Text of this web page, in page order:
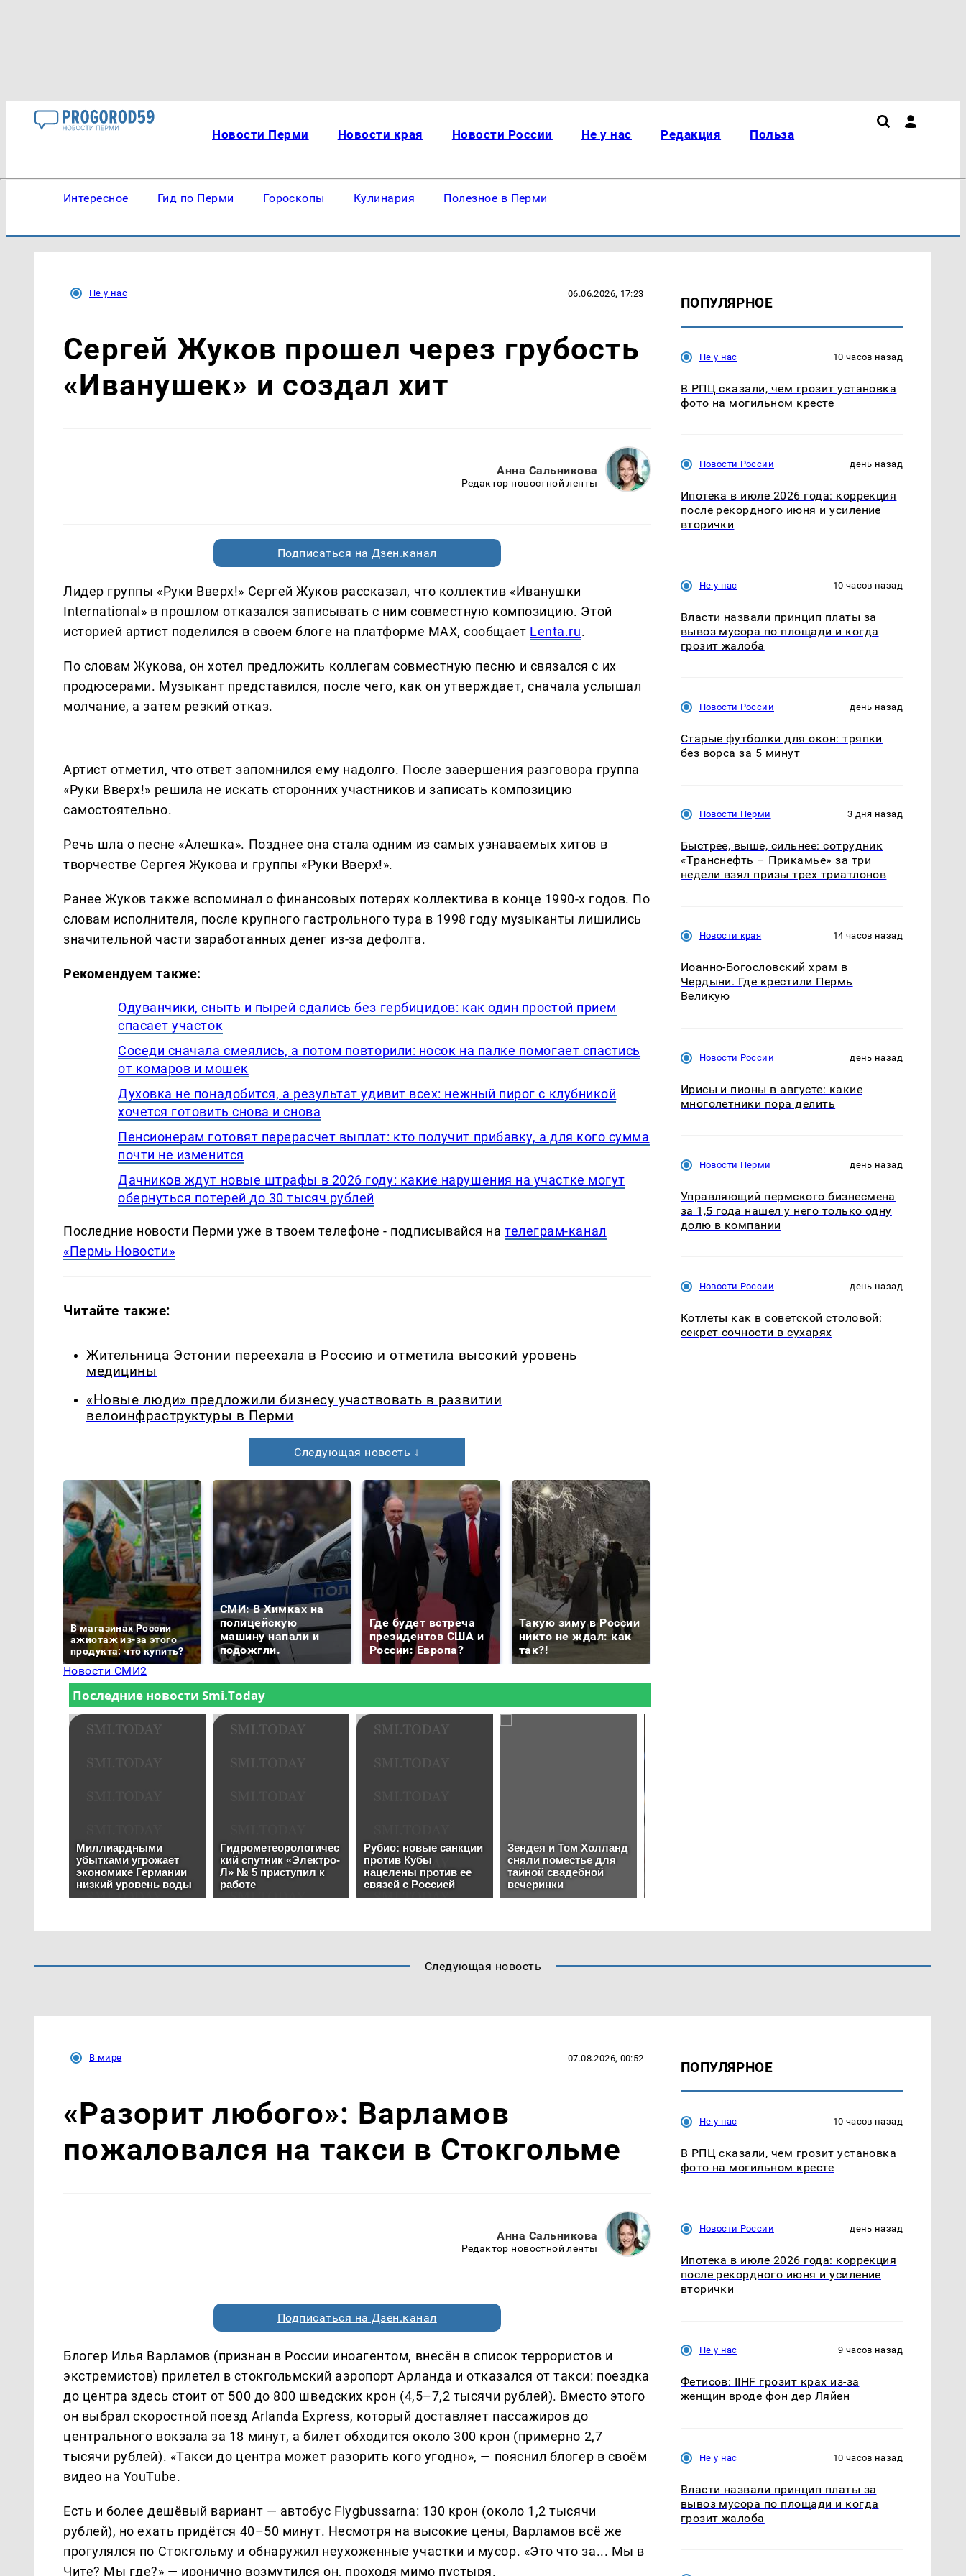
Новости Перми Новости края Новости России Не у нас Редакция Польза
Интересное Гид по Перми Гороскопы Кулинария Полезное в Перми
Не у нас 06.06.2026, 17:23
Сергей Жуков прошел через грубость
«Иванушек» и создал хит
Анна Сальникова
Редактор новостной ленты
Подписаться на Дзен.канал
Лидер группы «Руки Вверх!» Сергей Жуков рассказал, что коллектив «Иванушки
International» в прошлом отказался записывать с ним совместную композицию. Этой
историей артист поделился в своем блоге на платформе MAX, сообщает Lenta.ru.
По словам Жукова, он хотел предложить коллегам совместную песню и связался с их
продюсерами. Музыкант представился, после чего, как он утверждает, сначала услышал
молчание, а затем резкий отказ.
Артист отметил, что ответ запомнился ему надолго. После завершения разговора группа
«Руки Вверх!» решила не искать сторонних участников и записать композицию
самостоятельно.
Речь шла о песне «Алешка». Позднее она стала одним из самых узнаваемых хитов в
творчестве Сергея Жукова и группы «Руки Вверх!».
Ранее Жуков также вспоминал о финансовых потерях коллектива в конце 1990-х годов. По
словам исполнителя, после крупного гастрольного тура в 1998 году музыканты лишились
значительной части заработанных денег из-за дефолта.
Рекомендуем также:
Одуванчики, сныть и пырей сдались без гербицидов: как один простой прием
спасает участок
Соседи сначала смеялись, а потом повторили: носок на палке помогает спастись
от комаров и мошек
Духовка не понадобится, а результат удивит всех: нежный пирог с клубникой
хочется готовить снова и снова
Пенсионерам готовят перерасчет выплат: кто получит прибавку, а для кого сумма
почти не изменится
Дачников ждут новые штрафы в 2026 году: какие нарушения на участке могут
обернуться потерей до 30 тысяч рублей
Последние новости Перми уже в твоем телефоне - подписывайся нателеграм-канал
«Пермь Новости»
Читайте также:
Жительница Эстонии переехала в Россию и отметила высокий уровень
медицины
«Новые люди» предложили бизнесу участвовать в развитии
велоинфраструктуры в Перми
Следующая новость ↓
В магазинах России
ажиотаж из-за этого
продукта: что купить?
СМИ: В Химках на
полицейскую
машину напали и
подожгли.
Где будет встреча
президентов США и
России: Европа?
Такую зиму в России
никто не ждал: как
так?!
Новости СМИ2
ПОПУЛЯРНОЕ
Не у нас 10 часов назад
В РПЦ сказали, чем грозит установка
фото на могильном кресте
Новости России день назад
Ипотека в июле 2026 года: коррекция
после рекордного июня и усиление
вторички
Не у нас 10 часов назад
Власти назвали принцип платы за
вывоз мусора по площади и когда
грозит жалоба
Новости России день назад
Старые футболки для окон: тряпки
без ворса за 5 минут
Новости Перми 3 дня назад
Быстрее, выше, сильнее: сотрудник
«Транснефть – Прикамье» за три
недели взял призы трех триатлонов
Новости края 14 часов назад
Иоанно-Богословский храм в
Чердыни. Где крестили Пермь
Великую
Новости России день назад
Ирисы и пионы в августе: какие
многолетники пора делить
Новости Перми день назад
Управляющий пермского бизнесмена
за 1,5 года нашел у него только одну
долю в компании
Новости России день назад
Котлеты как в советской столовой:
секрет сочности в сухарях
Следующая новость
В мире 07.08.2026, 00:52
«Разорит любого»: Варламов
пожаловался на такси в Стокгольме
Анна Сальникова
Редактор новостной ленты
Подписаться на Дзен.канал
Блогер Илья Варламов (признан в России иноагентом, внесён в список террористов и
экстремистов) прилетел в стокгольмский аэропорт Арланда и отказался от такси: поездка
до центра здесь стоит от 500 до 800 шведских крон (4,5–7,2 тысячи рублей). Вместо этого
он выбрал скоростной поезд Arlanda Express, который доставляет пассажиров до
центрального вокзала за 18 минут, а билет обходится около 300 крон (примерно 2,7
тысячи рублей). «Такси до центра может разорить кого угодно», — пояснил блогер в своём
видео на YouTube.
Есть и более дешёвый вариант — автобус Flygbussarna: 130 крон (около 1,2 тысячи
рублей), но ехать придётся 40–50 минут. Несмотря на высокие цены, Варламов всё же
прогулялся по Стокгольму и обнаружил неухоженные участки и мусор. «Это что за... Мы в
Чите? Мы где?» — иронично возмутился он, проходя мимо пустыря.
ПОПУЛЯРНОЕ
Не у нас 10 часов назад
В РПЦ сказали, чем грозит установка
фото на могильном кресте
Новости России день назад
Ипотека в июле 2026 года: коррекция
после рекордного июня и усиление
вторички
Не у нас 9 часов назад
Фетисов: IIHF грозит крах из-за
женщин вроде фон дер Ляйен
Не у нас 10 часов назад
Власти назвали принцип платы за
вывоз мусора по площади и когда
грозит жалоба